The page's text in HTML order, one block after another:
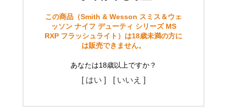
この商品（Smith & Wesson スミス＆ウェ
ッソン ナイフ デューティ シリーズ MS
RXP フラッシュライト）は18歳未満の方に
は販売できません。
あなたは18歳以上ですか？
[ はい ] [ いいえ ]